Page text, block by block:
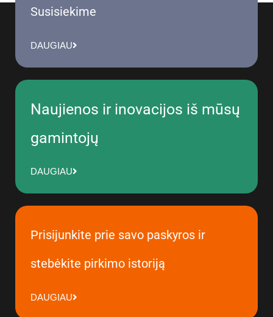
Susisiekime
DAUGIAU
Naujienos ir inovacijos iš mūsų
gamintojų
DAUGIAU
Prisijunkite prie savo paskyros ir
stebėkite pirkimo istoriją
DAUGIAU